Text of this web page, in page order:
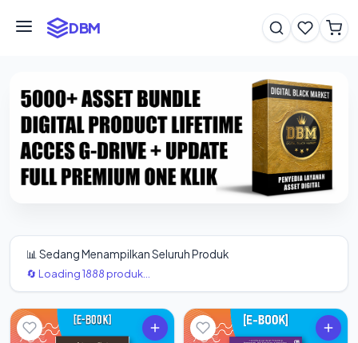
DBM
📊 Sedang Menampilkan Seluruh Produk
🔄 Loading 1888 produk...